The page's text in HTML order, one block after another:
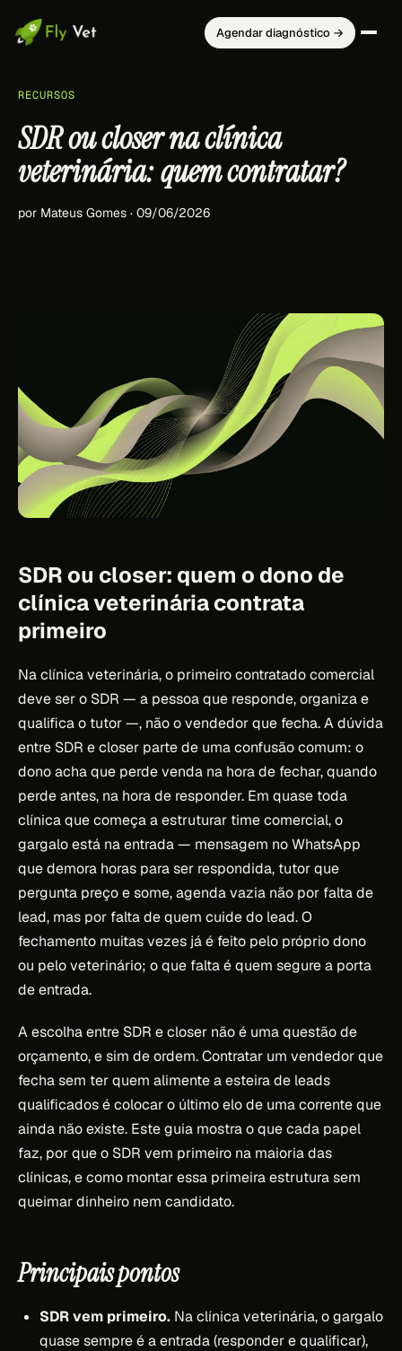
Agendar diagnóstico →
RECURSOS
SDR ou closer na clínica
veterinária: quem contratar?
por Mateus Gomes · 09/06/2026
SDR ou closer: quem o dono de
clínica veterinária contrata
primeiro
Na clínica veterinária, o primeiro contratado comercial
deve ser o SDR — a pessoa que responde, organiza e
qualifica o tutor —, não o vendedor que fecha. A dúvida
entre SDR e closer parte de uma confusão comum: o
dono acha que perde venda na hora de fechar, quando
perde antes, na hora de responder. Em quase toda
clínica que começa a estruturar time comercial, o
gargalo está na entrada — mensagem no WhatsApp
que demora horas para ser respondida, tutor que
pergunta preço e some, agenda vazia não por falta de
lead, mas por falta de quem cuide do lead. O
fechamento muitas vezes já é feito pelo próprio dono
ou pelo veterinário; o que falta é quem segure a porta
de entrada.
A escolha entre SDR e closer não é uma questão de
orçamento, e sim de ordem. Contratar um vendedor que
fecha sem ter quem alimente a esteira de leads
qualificados é colocar o último elo de uma corrente que
ainda não existe. Este guia mostra o que cada papel
faz, por que o SDR vem primeiro na maioria das
clínicas, e como montar essa primeira estrutura sem
queimar dinheiro nem candidato.
Principais pontos
SDR vem primeiro. Na clínica veterinária, o gargalo
quase sempre é a entrada (responder e qualificar),